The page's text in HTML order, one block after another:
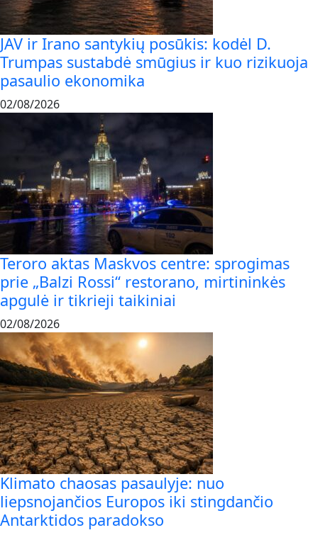
JAV ir Irano santykių posūkis: kodėl D.
Trumpas sustabdė smūgius ir kuo rizikuoja
pasaulio ekonomika
02/08/2026
Teroro aktas Maskvos centre: sprogimas
prie „Balzi Rossi“ restorano, mirtininkės
apgulė ir tikrieji taikiniai
02/08/2026
Klimato chaosas pasaulyje: nuo
liepsnojančios Europos iki stingdančio
Antarktidos paradokso